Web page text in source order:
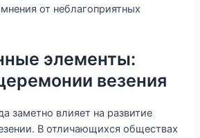
от неблагоприятных
элементы:
везения
заметно влияет на развитие
В отличающихся обществах